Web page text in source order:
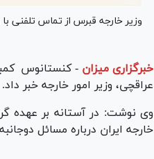
وزیر خارجه قبرس از تماس تلفنی با
خبرگزاری میزان - کنستانوس
عراقچی، وزیر امور خارجه خبر داد.
وی نوشت: در آستانه بر عهده
خارجه ایران درباره مسائل